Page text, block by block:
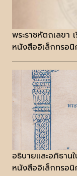
พระราชหัตถเลขา
หนังสืออิเล็กทรอ
อธิบายและอภิธา
หนังสืออิเล็กทรอ